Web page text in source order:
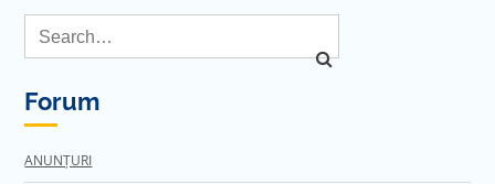
Forum
ANUNȚURI